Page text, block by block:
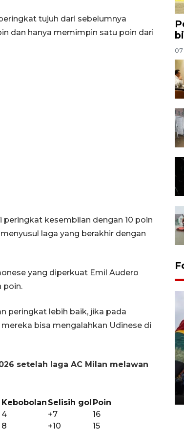
tujuh dari sebelumnya
dan hanya memimpin satu poin dari
peringkat kesembilan dengan 10 poin
laga yang berakhir dengan
yang diperkuat Emil Audero
poin.
peringkat lebih baik, jika pada
mereka bisa mengalahkan Udinese di
setelah laga AC Milan melawan
Kebobolan Selisih gol Poin
4 +7
16
8 +10
15
07
Penggantian konstruksi jalan